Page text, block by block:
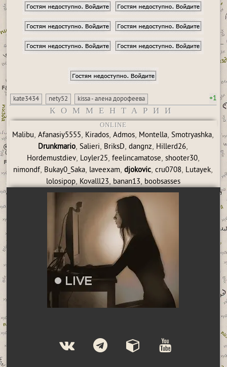
kate3434 nety52 kissa - алена дорофеева +1
КОММЕНТАРИИ
ONLINE
Malibu,Afanasiy5555, Kirados,Admos, Montella,Smotryashka,
Drunkmario,Salieri, BriksD,dangnz, Hillerd26,
Hordemustdiev, Loyler25, feelincamatose, shooter30,
nimondf, Bukay0_Saka, laveexam,djokovic,cru0708, Lutayek,
lolosipop, Kovalll23, banan13, boobsasses